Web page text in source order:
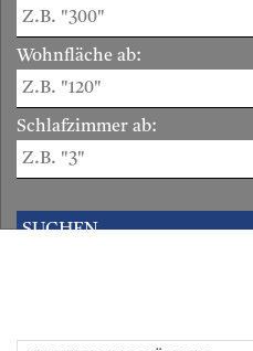
Wohnfläche ab:
Schlafzimmer ab: